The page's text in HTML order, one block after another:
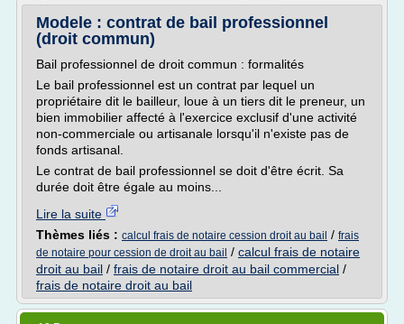
Modele : contrat de bail professionnel
(droit commun)
Bail professionnel de droit commun : formalités
Le bail professionnel est un contrat par lequel un
propriétaire dit le bailleur, loue à un tiers dit le preneur, un
bien immobilier affecté à l'exercice exclusif d'une activité
non-commerciale ou artisanale lorsqu'il n'existe pas de
fonds artisanal.
Le contrat de bail professionnel se doit d'être écrit. Sa
durée doit être égale au moins...
Lire la suite
Thèmes liés : calcul frais de notaire cession droit au bail / frais
de notaire pour cession de droit au bail / calcul frais de notaire
droit au bail / frais de notaire droit au bail commercial /
frais de notaire droit au bail